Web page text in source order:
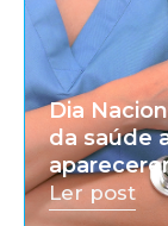
Dia
da saúde
Ler post